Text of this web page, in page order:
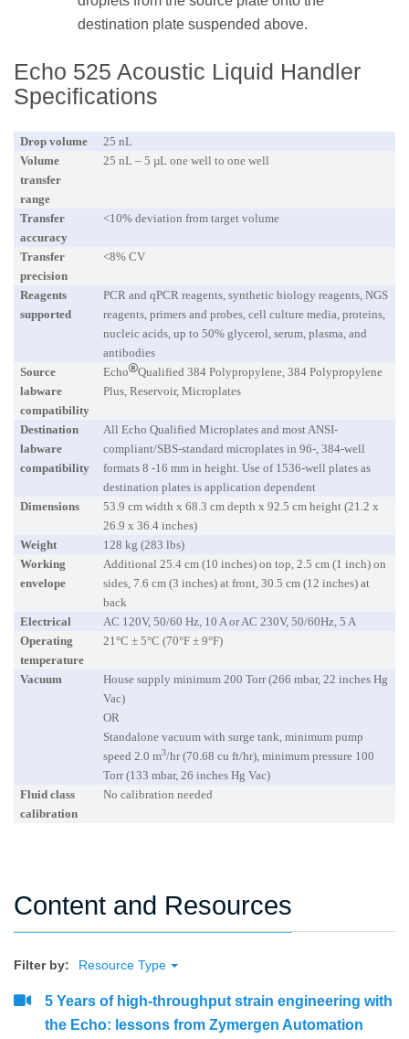
destination plate suspended above.
Echo 525 Acoustic Liquid Handler
Specifications
Drop volume
25 nL
Volume
transfer
range
25 nL – 5 µL one well to one well
Transfer
accuracy
<10% deviation from target volume
Transfer
precision
<8% CV
Reagents
supported
PCR and qPCR reagents, synthetic biology reagents, NGS
reagents, primers and probes, cell culture media, proteins,
nucleic acids, up to 50% glycerol, serum, plasma, and
antibodies
Source
labware
compatibility
Echo
Qualified 384 Polypropylene, 384 Polypropylene
Plus, Reservoir, Microplates
Destination
labware
compatibility
All Echo Qualified Microplates and most ANSI-
compliant/SBS-standard microplates in 96-, 384-well
formats 8 -16 mm in height. Use of 1536-well plates as
destination plates is application dependent
Dimensions
53.9 cm width x 68.3 cm depth x 92.5 cm height (21.2 x
26.9 x 36.4 inches)
Weight
128 kg (283 lbs)
Working
envelope
Additional 25.4 cm (10 inches) on top, 2.5 cm (1 inch) on
sides, 7.6 cm (3 inches) at front, 30.5 cm (12 inches) at
back
Electrical
AC 120V, 50/60 Hz, 10 A or AC 230V, 50/60Hz, 5 A
Operating
temperature
21°C ± 5°C (70°F ± 9°F)
Vacuum
House supply minimum 200 Torr (266 mbar, 22 inches Hg
Vac)
OR
Standalone vacuum with surge tank, minimum pump
speed 2.0 m3/hr (70.68 cu ft/hr), minimum pressure 100
Torr (133 mbar, 26 inches Hg Vac)
Fluid class
calibration
No calibration needed
Content and Resources
Filter by: Resource Type
5 Years of high-throughput strain engineering with
the Echo: lessons from Zymergen Automation